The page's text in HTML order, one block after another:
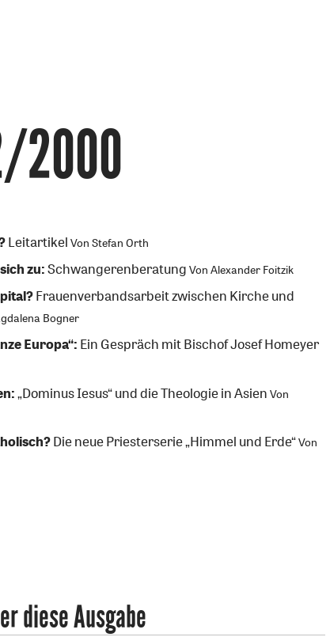
2000
Leitartikel Von Stefan Orth
zu:Schwangerenberatung Von Alexander Foitzik
Frauenverbandsarbeit zwischen Kirche und
Bogner
Europa“: Ein Gespräch mit Bischof Josef Homeyer
„Dominus Iesus“ und die Theologie in Asien Von
Die neue Priesterserie „Himmel und Erde“Von
diese Ausgabe